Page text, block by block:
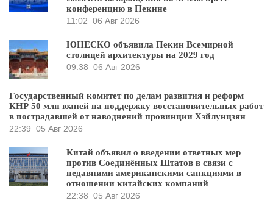
конференцию в Пекине
11:02 06 Авг 2026
ЮНЕСКО объявила Пекин Всемирной
столицей архитектуры на 2029 год
09:38 06 Авг 2026
Государственный комитет по делам развития и реформ
КНР 50 млн юаней на поддержку восстановительных работ
в пострадавшей от наводнений провинции Хэйлунцзян
22:39 05 Авг 2026
Китай объявил о введении ответных мер
против Соединённых Штатов в связи с
недавними американскими санкциями в
отношении китайских компаний
22:38 05 Авг 2026